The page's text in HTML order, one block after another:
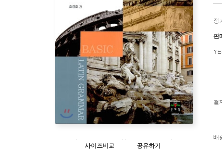
사이즈비교 공유하기
정
판
결
배